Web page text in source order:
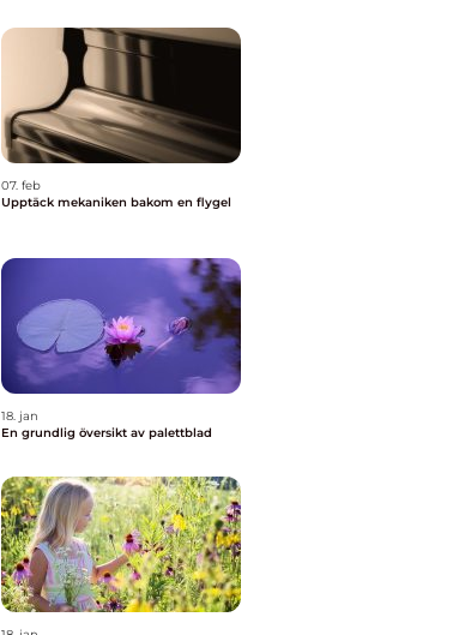
07. feb
Upptäck mekaniken bakom en flygel
18. jan
En grundlig översikt av palettblad